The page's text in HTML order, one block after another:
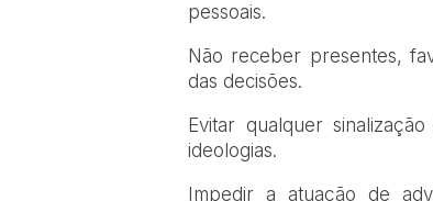
pessoais.
Não receber presentes,
das decisões.
Evitar qualquer
ideologias.
Impedir a atuação de